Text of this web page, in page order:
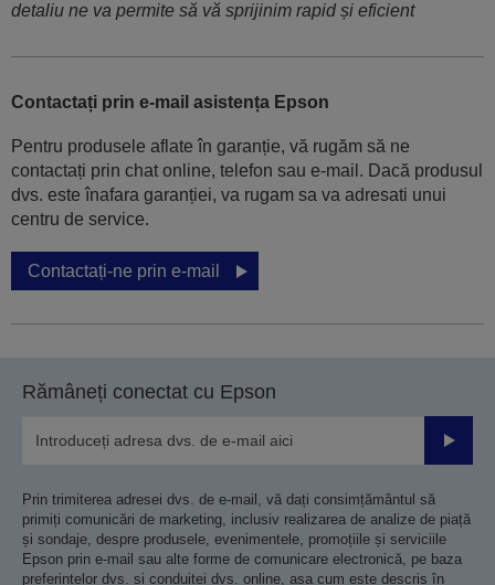
detaliu ne va permite să vă sprijinim rapid și eficient
Contactați prin e-mail asistența Epson
Pentru produsele aflate în garanție, vă rugăm să ne
contactați prin chat online, telefon sau e-mail. Dacă produsul
dvs. este înafara garanției, va rugam sa va adresati unui
centru de service.
Contactați-ne prin e-mail
Rămâneți conectat cu Epson
Prin trimiterea adresei dvs. de e-mail, vă dați consimțământul să
primiți comunicări de marketing, inclusiv realizarea de analize de piață
și sondaje, despre produsele, evenimentele, promoțiile și serviciile
Epson prin e-mail sau alte forme de comunicare electronică, pe baza
preferințelor dvs. și conduitei dvs. online, așa cum este descris în